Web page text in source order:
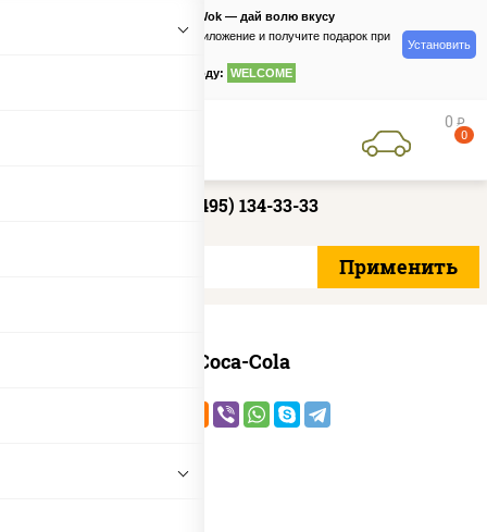
PizzaSushiWok — дай волю вкусу
Скачайте приложение и получите подарок при
по промокоду: WELCOME
Установить
0 руб
0
+7 (495) 134-33-33
Coca-Cola